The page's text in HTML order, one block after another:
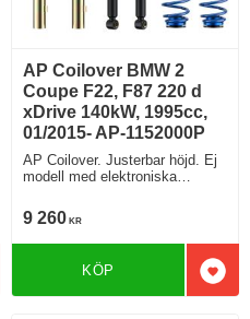
till i favoriter
AP Coilover BMW 2
Coupe F22, F87 220 d
xDrive 140kW, 1995cc,
01/2015- AP-1152000P
AP Coilover. Justerbar höjd. Ej
modell med elektroniska
9 260 KR
KÖP